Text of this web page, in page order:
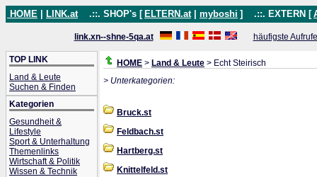
HOME LINK.at .::. SHOP's [ ELTERN.at myboshi ] .::. EXTERN [
link.xn--shne-5qa.at häufigste Aufrufe
TOP LINK
Land & Leute
Suchen & Finden
Kategorien
Gesundheit &
Lifestyle
Sport & Unterhaltung
Themenlinks
Wirtschaft & Politik
Wissen & Technik
HOME > Land & Leute > Echt Steirisch
> Unterkategorien:
Bruck.st
Feldbach.st
Hartberg.st
Knittelfeld.st